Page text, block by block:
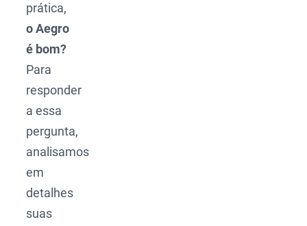
prática,
o Aegro
é bom?
Para
responder
a essa
pergunta,
analisamos
em
detalhes
suas